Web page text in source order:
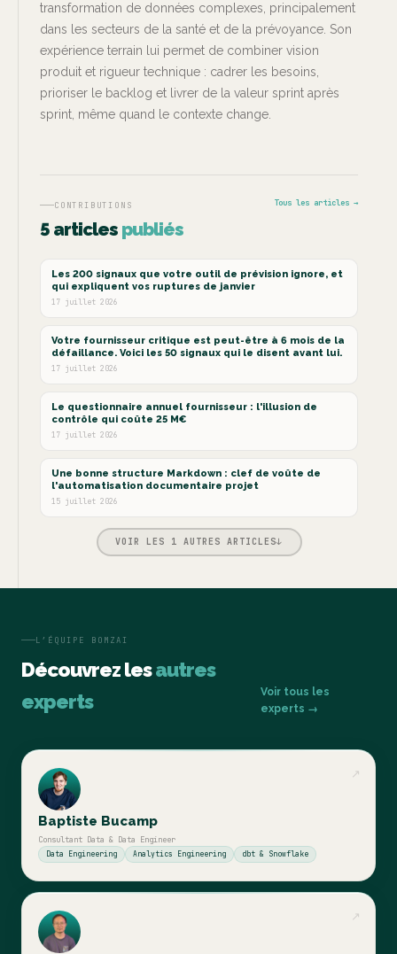
transformation de données complexes, principalement
dans les secteurs de la santé et de la prévoyance. Son
expérience terrain lui permet de combiner vision
produit et rigueur technique : cadrer les besoins,
prioriser le backlog et livrer de la valeur sprint après
sprint, même quand le contexte change.
CONTRIBUTIONS
5 articles publiés
Tous les articles →
Les 200 signaux que votre outil de prévision ignore, et
qui expliquent vos ruptures de janvier
17 juillet 2026
Votre fournisseur critique est peut-être à 6 mois de la
défaillance. Voici les 50 signaux qui le disent avant lui.
17 juillet 2026
Le questionnaire annuel fournisseur : l'illusion de
contrôle qui coûte 25 M€
17 juillet 2026
Une bonne structure Markdown : clef de voûte de
l'automatisation documentaire projet
15 juillet 2026
VOIR LES 1 AUTRES ARTICLES↓
L’ÉQUIPE BOMZAI
Découvrez lesautres
experts
Voir tous les
experts →
Baptiste Bucamp
Consultant Data & Data Engineer
Data Engineering Analytics Engineering dbt & Snowflake
↗
↗